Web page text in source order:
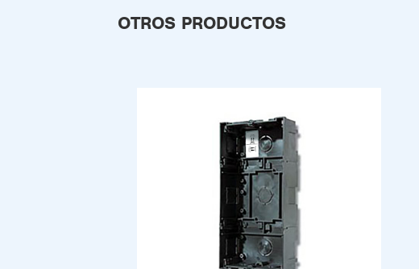
OTROS PRODUCTOS